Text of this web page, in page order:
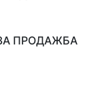
ПРОДАЖБА